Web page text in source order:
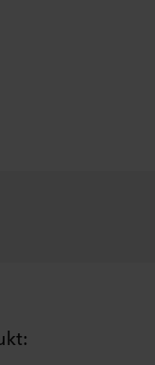
naszej witrynie.
ROCKWOOL jest